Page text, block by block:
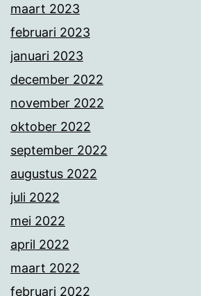
maart 2023
februari 2023
januari 2023
december 2022
november 2022
oktober 2022
september 2022
augustus 2022
juli 2022
mei 2022
april 2022
maart 2022
februari 2022